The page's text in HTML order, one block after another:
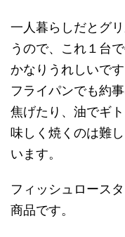
一人暮らしだとグ
うので、これ１台
かなりうれしいです
フライパンでも約
焦げたり、油でギ
味しく焼くのは難
います。
フィッシュロース
商品です。